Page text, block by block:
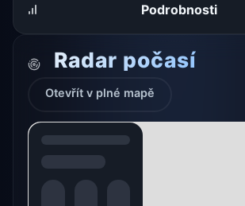
Podrobnosti
Radar počasí
Otevřít v plné mapě